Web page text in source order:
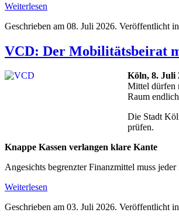
Weiterlesen
Geschrieben am 08. Juli 2026. Veröffentlicht in
VCD: Der Mobilitätsbeirat
Köln, 8. Juli
Mittel dürfen
Raum
Die Stadt
prüfen.
Knappe Kassen verlangen klare Kante
Angesichts begrenzter Finanzmittel muss
Weiterlesen
Geschrieben am 03. Juli 2026. Veröffentlicht in